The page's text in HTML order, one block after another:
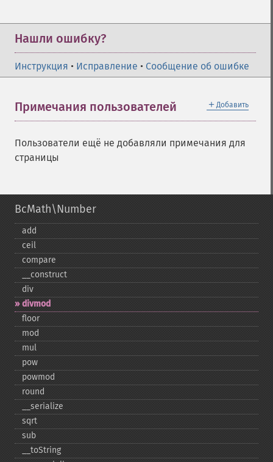
Нашли ошибку?
Инструкция • Исправление • Сообщение об ошибке
＋ Добавить
Примечания пользователей
Пользователи ещё не добавляли примечания для
страницы
BcMath\Number
add
ceil
compare
_​_​construct
div
divmod
floor
mod
mul
pow
powmod
round
_​_​serialize
sqrt
sub
_​_​toString